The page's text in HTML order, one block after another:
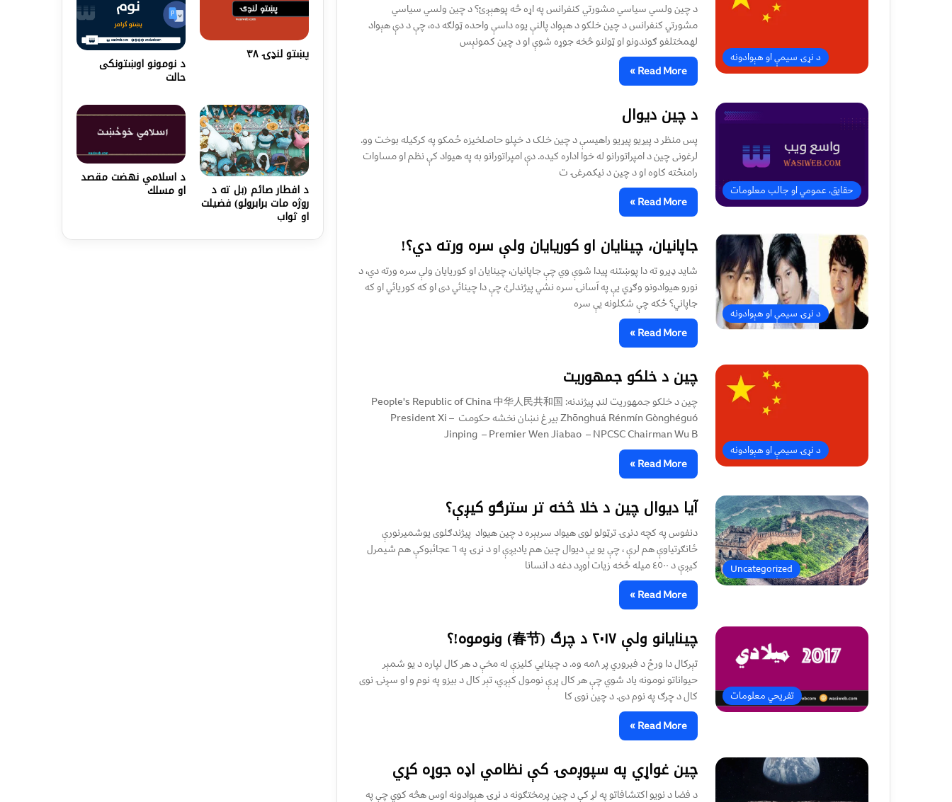
د نړۍ سیمې او هېوادونه
د چين ولسي سياسي مشورتي کنفرانس په اړه څه پوهېږئ؟ د چين ولسي سياسي
مشورتي کنفرانس د چين خلکو د هېواد پالنې يوه داسې واحده ټولګه ده، چې د دې هېواد
لهمختلفو ګوندونو او ټولنو څخه جوړه شوې او د چين کمونېس
Read More »
حقایق، عمومي او جالب معلومات
د چين ديوال
پس منظر د پیړيو پيړيو راهيسې د چين خلک د خپلو حاصلخيزه ځمکو په کرکيله بوخت وو.
لرغونی چین د امپراتورانو له خوا اداره کیده. دې امپراتورانو به په هيواد کې نظم او مساوات
رامنځته کاوه او د چين د نيکمرغۍ ت
Read More »
د نړۍ سیمې او هېوادونه
جاپانیان، چینایان او کوریایان ولې سره ورته دي؟!
شاید ډیرو ته دا پوښتنه پیدا شوې وي چې جاپانیان، چینایان او کوریایان ولې سره ورته دي، د
نورو هیوادونو وګړي یې په آسانۍ سره نشي پیژندلئ، چې دا چینائي دی او که کوریائي او که
جاپاني؟ ځکه چې شکلونه یې سره
Read More »
د نړۍ سیمې او هېوادونه
چين د خلکو جمهوريت
چين د خلکو جمهوريت لنډ پیژندنه: People's Republic of China 中华人民共和国
Zhōnghuá Rénmín Gònghéguó بيرغ نښان نخشه حکومت – President Xi
Jinping – Premier Wen Jiabao – NPCSC Chairman Wu B
Read More »
Uncategorized
آيا ديوال چين د خلا څخه تر سترګو کيږې؟
دنفوس په کچه دنړۍ ترټولو لوى هيواد سربېره د چين هيواد پيژندګلوى يوشميرنورې
ځانګړتياوې هم لرې ، چې يو يې ديوال چين هم ياديږې او د نړۍ په ٦ عجائبوکې هم شيمرل
کيږې د ٤٥٠٠ ميله څخه زيات اوږد دغه د انسانا
Read More »
تفریحي معلومات
چینایانو ولې ۲۰۱۷ د چرګ (春节) ونوموه!؟
تېرکال دا ورځ د فبروري پر ۸مه وه. د چینایي کلیزې له مخې د هر کال لپاره د یو شمېر
حیواناتو نومونه یاد شوي چې هر کال پرې نومول کېږي، تېر کال د بیزو په نوم و او سږنۍ نوی
کال د چرګ په نوم دی. د چین نوی کا
Read More »
چين غواړي په سپوږمۍ کې نظامي اډه جوړه کړي
د فضا د نويو اکتشافاتو په لړ کې د چين پرمختګونه د نړۍ هېوادونه اوس هڅه کوي چې په
پښتو لنډۍ ۳۸
د نومونو اوښتونکی
حالت
د افطار صائم (بل ته د
روژه مات برابرولو) فضیلت
او ثواب‏
د اسلامي نهضت مقصد
او مسلك